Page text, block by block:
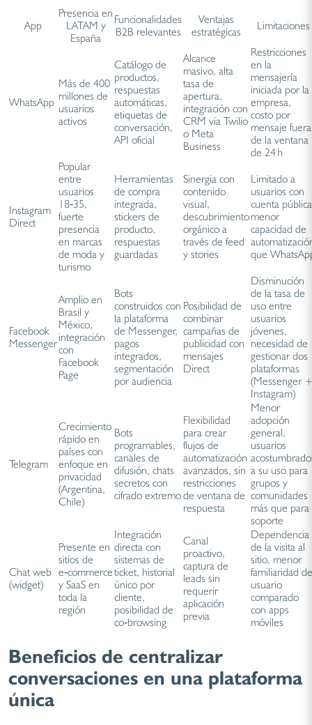
App
Presencia en
LATAM y
España
Funcionalidades
B2B relevantes
Ventajas
estratégicas
Limitaciones
WhatsApp
Más de 400
millones de
usuarios
activos
Catálogo de
productos,
respuestas
automáticas,
etiquetas de
conversación,
API oficial
Alcance
masivo, alta
tasa de
apertura,
integración con
CRM via Twilio
o Meta
Business
Restricciones
en la
mensajería
iniciada por la
empresa,
costo por
mensaje fuera
de la ventana
de 24 h
Instagram
Direct
Popular
entre
usuarios
18‑35,
fuerte
presencia
en marcas
de moda y
turismo
Herramientas
de compra
integrada,
stickers de
producto,
respuestas
guardadas
Sinergia con
contenido
visual,
descubrimiento
orgánico a
través de feed
y stories
Limitado a
usuarios con
cuenta
menor
capacidad de
que
Facebook
Messenger
Amplio en
Brasil y
México,
integración
con
Facebook
Page
Bots
construidos con
la plataforma
de Messenger,
pagos
integrados,
segmentación
por audiencia
Posibilidad de
combinar
campañas de
publicidad con
mensajes
Direct
Disminución
de la tasa de
uso entre
usuarios
jóvenes,
necesidad de
gestionar dos
plataformas
(Messenger
Instagram)
Telegram
Crecimiento
rápido en
países con
enfoque en
privacidad
(Argentina,
Chile)
Bots
programables,
canales de
difusión, chats
secretos con
cifrado extremo
Flexibilidad
para crear
flujos de
automatización
avanzados, sin
restricciones
de ventana de
respuesta
Menor
adopción
general,
usuarios
a su uso para
grupos y
comunidades
más que para
soporte
Chat web
(widget)
Presente en
sitios de
e‑commerce
y SaaS en
toda la
región
Integración
directa con
sistemas de
ticket, historial
único por
cliente,
posibilidad de
co‑browsing
Canal
proactivo,
captura de
leads sin
requerir
aplicación
previa
Dependencia
de la visita al
sitio, menor
familiaridad
usuario
comparado
con apps
móviles
Beneficios de centralizar
conversaciones en una plataforma
única